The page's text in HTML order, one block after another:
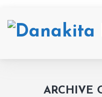
ARCHIVE